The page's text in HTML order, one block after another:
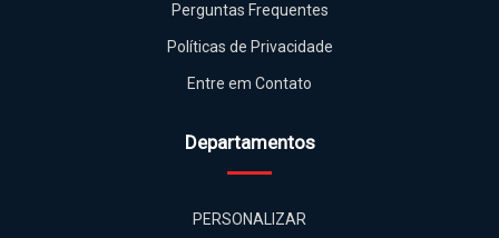
Perguntas Frequentes
Políticas de Privacidade
Entre em Contato
Departamentos
PERSONALIZAR